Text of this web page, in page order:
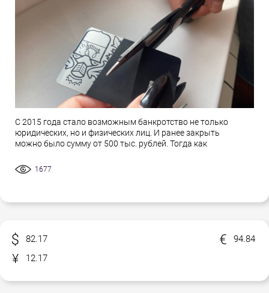
С 2015 года стало возможным банкротство не только
юридических, но и физических лиц. И ранее закрыть
можно было сумму от 500 тыс. рублей. Тогда как
1677
82.17
94.84
12.17